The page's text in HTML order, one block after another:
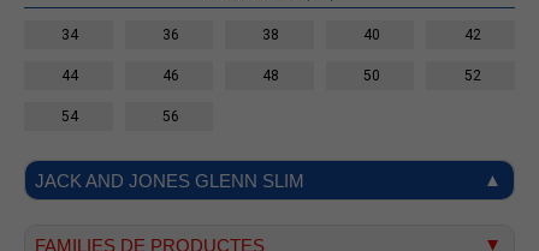
34 36 38 40 42
44 46 48 50 52
54 56
JACK AND JONES GLENN SLIM
FAMILIES DE PRODUCTES